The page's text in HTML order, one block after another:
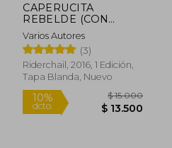
dcto.
CAPERUCITA
REBELDE (CON
CAUSA)
Varios Autores
(3)
Riderchail, 2016, 1 Edición,
Tapa Blanda, Nuevo